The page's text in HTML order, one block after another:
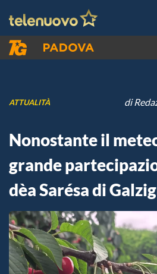
ATTUALITÀ di
Nonostante il
grande
dèa Sarésa di